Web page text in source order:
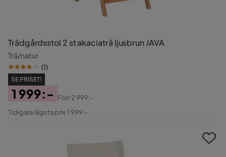
Trädgårdsstol 2 st akaciaträ ljusbrun JAVA
Trä/natur
(1)
SE PRISET!
Pris
1 999:-
Original
Förr2 999:-
Tidigare lägsta pris 1 999:-